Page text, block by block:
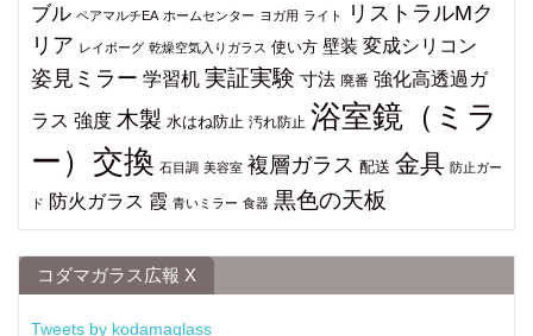
ブル ペアマルチEA ホームセンター ヨガ用 ライト
リストラルMク
リア レイボーグ 乾燥空気入りガラス 使い方 壁装 変成シリコン
姿見ミラー 学習机 実証実験 寸法 廃番 強化高透過ガ
ラス 強度 木製 水はね防止 汚れ防止 浴室鏡（ミラ
ー）交換 石目調 美容室 複層ガラス 配送 金具 防止ガー
ド 防火ガラス 霞 青いミラー 食器 黒色の天板
コダマガラス広報 X
Tweets by kodamaglass